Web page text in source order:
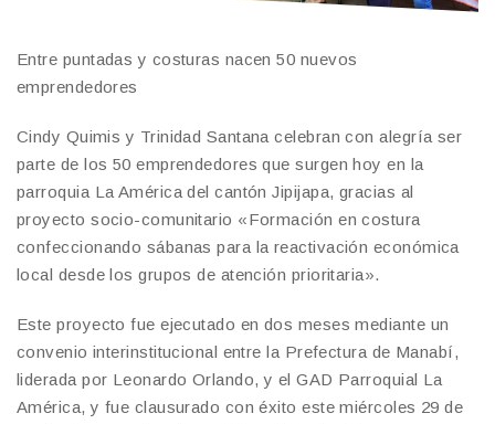
Entre puntadas y costuras nacen 50 nuevos
emprendedores
Cindy Quimis y Trinidad Santana celebran con alegría ser
parte de los 50 emprendedores que surgen hoy en la
parroquia La América del cantón Jipijapa, gracias al
proyecto socio-comunitario «Formación en costura
confeccionando sábanas para la reactivación económica
local desde los grupos de atención prioritaria».
Este proyecto fue ejecutado en dos meses mediante un
convenio interinstitucional entre la Prefectura de Manabí,
liderada por Leonardo Orlando, y el GAD Parroquial La
América, y fue clausurado con éxito este miércoles 29 de